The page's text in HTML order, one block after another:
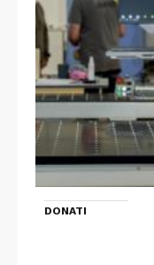
DONATI